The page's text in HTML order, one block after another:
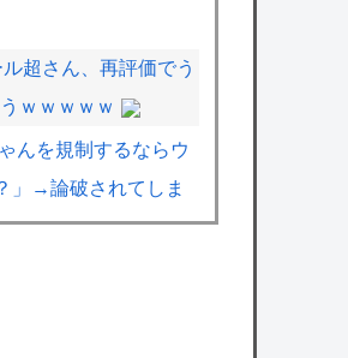
超さん、再評価でう
ｗｗｗｗｗ
んを規制するならウ
」→論破されてしま
ファンから心配の声